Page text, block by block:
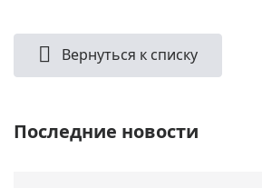
Вернуться к списку
Последние новости